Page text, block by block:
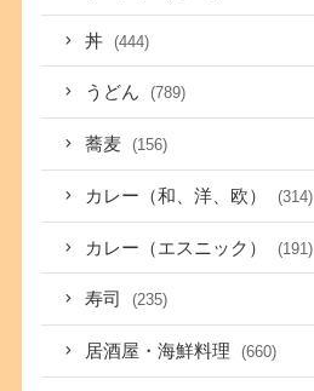
丼 (444)
うどん (789)
蕎麦 (156)
カレー（和、洋、欧） (314)
カレー（エスニック） (191)
寿司 (235)
居酒屋・海鮮料理 (660)